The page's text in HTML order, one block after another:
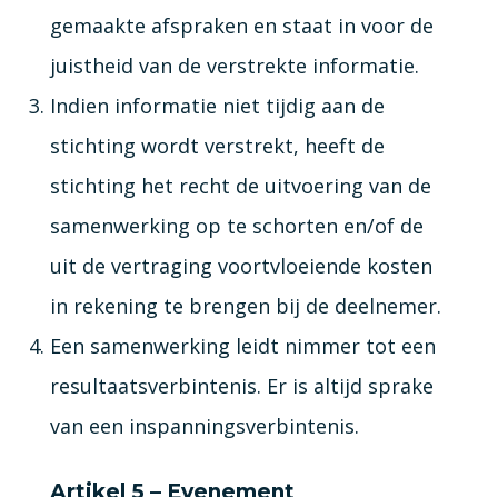
gemaakte afspraken en staat in voor de
juistheid van de verstrekte informatie.
Indien informatie niet tijdig aan de
stichting wordt verstrekt, heeft de
stichting het recht de uitvoering van de
samenwerking op te schorten en/of de
uit de vertraging voortvloeiende kosten
in rekening te brengen bij de deelnemer.
Een samenwerking leidt nimmer tot een
resultaatsverbintenis. Er is altijd sprake
van een inspanningsverbintenis.
Artikel 5 – Evenement